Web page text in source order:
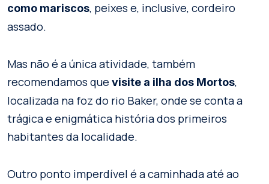
como mariscos, peixes e, inclusive, cordeiro
assado.
Mas não é a única atividade, também
recomendamos que visite a ilha dos Mortos,
localizada na foz do rio Baker, onde se conta a
trágica e enigmática história dos primeiros
habitantes da localidade.
Outro ponto imperdível é a caminhada até ao